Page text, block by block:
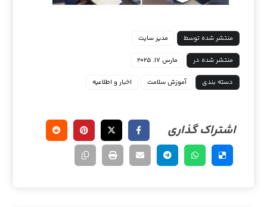
منتشر شده توسط مدیر سایت
منتشر شده در مارس ۱۷, ۲۰۲۵
دسته بندی آموزش سلامت اخبار و اطلاعیه